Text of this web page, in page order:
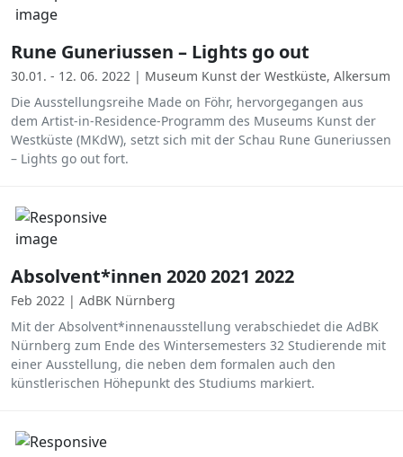
Rune Guneriussen – Lights go out
30.01. - 12. 06. 2022 | Museum Kunst der Westküste, Alkersum
Die Ausstellungsreihe Made on Föhr, hervorgegangen aus
dem Artist-in-Residence-Programm des Museums Kunst der
Westküste (MKdW), setzt sich mit der Schau Rune Guneriussen
– Lights go out fort.
Absolvent*innen 2020 2021 2022
Feb 2022 | AdBK Nürnberg
Mit der Absolvent*innenausstellung verabschiedet die AdBK
Nürnberg zum Ende des Wintersemesters 32 Studierende mit
einer Ausstellung, die neben dem formalen auch den
künstlerischen Höhepunkt des Studiums markiert.